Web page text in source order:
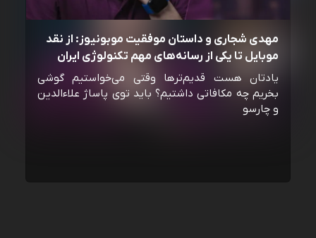
مهدی شجاری و داستان موفقیت موبونیوز: از نقد
موبایل تا یکی از رسانه‌‌های مهم تکنولوژی ایران
یادتان هست قدیم‌ترها وقتی می‌خواستیم گوشی
بخریم چه مکافاتی داشتیم؟ باید توی پاساژ علاءالدین
و چارسو